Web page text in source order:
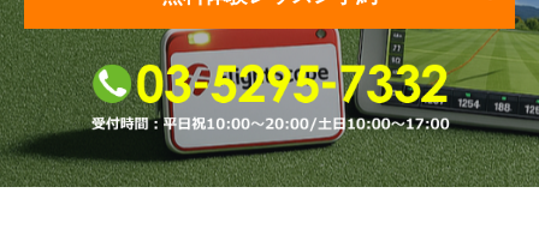
ゴルフが楽しみたい（初心者）
短期間での上達（初心者）
シングルを目指したい（中・上級者）